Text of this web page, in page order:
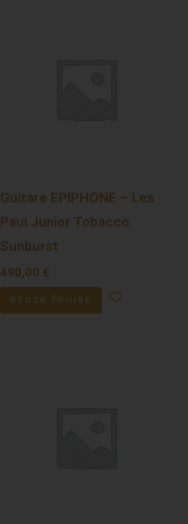
Guitare EPIPHONE – Les
Paul Junior Tobacco
Sunburst
490,00 €
STOCK ÉPUISÉ